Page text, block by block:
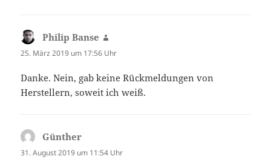
Philip Banse
25. März 2019 um 17:56 Uhr
Danke. Nein, gab keine Rückmeldungen von
Herstellern, soweit ich weiß.
Günther
31. August 2019 um 11:54 Uhr